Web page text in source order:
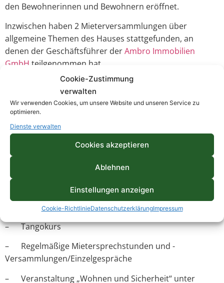
Cookie-Zustimmung
verwalten
Wir verwenden Cookies, um unsere Website und unseren Service zu
optimieren.
Dienste verwalten
Cookies akzeptieren
Ablehnen
Einstellungen anzeigen
Cookie-RichtlinieDatenschutzerklärungImpressum
den Bewohnerinnen und Bewohnern eröffnet.
Inzwischen haben 2 Mieterversammlungen über
allgemeine Themen des Hauses stattgefunden, an
denen der Geschäftsführer derAmbro Immobilien
GmbH teilgenommen hat.
Arbeiterwohlfahrt Essen, die das Objekt betreut, hat
im Jahr 2019 folgende Maßnahmen zur Förderung des
sozialen Kontaktes ergriffen:
– Einweihungsfeier
– Tannenbaum schmücken
– Samstag Brunch
– Tangokurs
– Regelmäßige Mietersprechstunden und -
Versammlungen/Einzelgespräche
– Veranstaltung „Wohnen und Sicherheit“ unter